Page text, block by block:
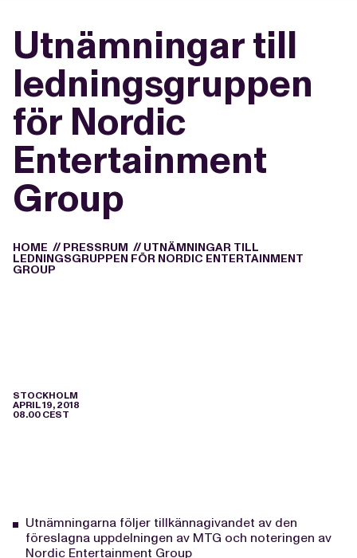
Utnämningar till
ledningsgruppen
för Nordic
Entertainment
Group
HOME // PRESSRUM // UTNÄMNINGAR TILL
LEDNINGSGRUPPEN FÖR NORDIC ENTERTAINMENT
GROUP
STOCKHOLM
APRIL 19, 2018
08.00 CEST
Utnämningarna följer tillkännagivandet av den
föreslagna uppdelningen av MTG och noteringen av
Nordic Entertainment Group